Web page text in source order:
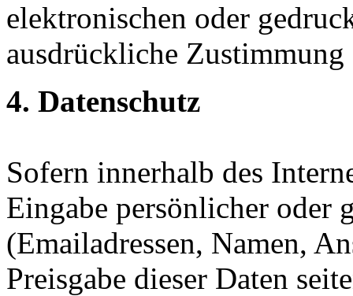
elektronischen oder
ausdrückliche
4. Datenschutz
Sofern innerhalb des
Eingabe persönlicher oder
(Emailadressen, Namen,
Preisgabe dieser Daten